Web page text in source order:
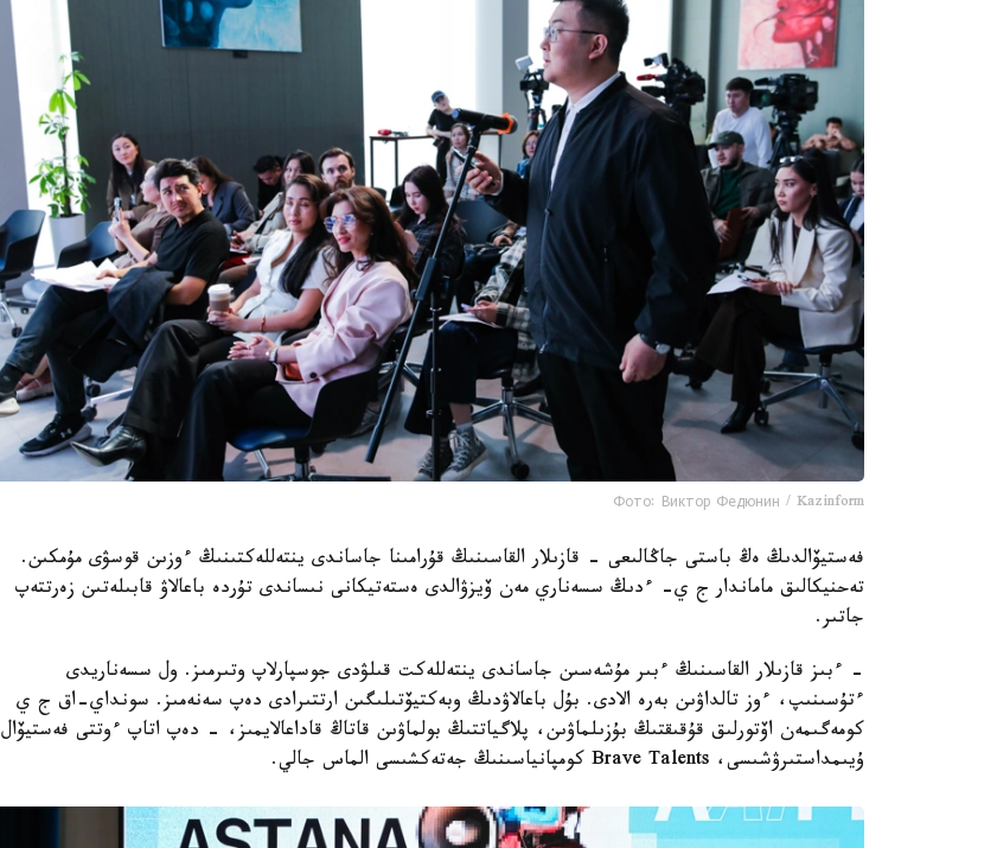
Фото: Виктор Федюнин / Kazinform
فەستيۆالدىڭ ەڭ باستى جاڭالىعى - قازىلار القاسىنىڭ قۇرامىنا جاساندى ينتەللەكتىنىڭ ءوزىن قوسۋى مۇمكىن.
تەحنيكالىق ماماندار ج ي- ءدىڭ سسەناري مەن ۆيزۋالدى ەستەتيكانى نىساندى تۇردە باعالاۋ قابىلەتىن زەرتتەپ
جاتىر.
- ءبىز قازىلار القاسىنىڭ ءبىر مۇشەسىن جاساندى ينتەللەكت قىلۋدى جوسپارلاپ وتىرمىز. ول سسەناريدى
ءتۇسىنىپ، ءوز تالداۋىن بەرە الادى. بۇل باعالاۋدىڭ وبەكتيۆتىلىگىن ارتتىرادى دەپ سەنەمىز. سونداي-اق ج ي
كومەگىمەن اۆتورلىق قۇقىقتىڭ بۇزىلماۋىن، پلاگياتتىڭ بولماۋىن قاتاڭ قاداعالايمىز، - دەپ اتاپ ءوتتى فەستيۆال
ۇيىمداستىرۋشىسى، Brave Talents كومپانياسىنىڭ جەتەكشىسى الماس جالي.